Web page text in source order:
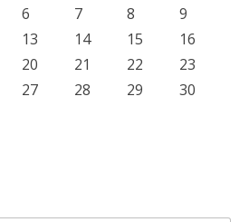
6 7 8
9
13 14 15
16
20 21 22
23
27 28 29
30